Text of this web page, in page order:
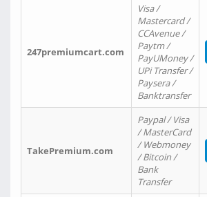
247premiumcart.com
Visa /
Mastercard /
CCAvenue /
Paytm /
PayUMoney /
UPi Transfer /
Paysera /
Banktransfer
TakePremium.com
Paypal / Visa
/ MasterCard
/ Webmoney
/ Bitcoin /
Bank
Transfer